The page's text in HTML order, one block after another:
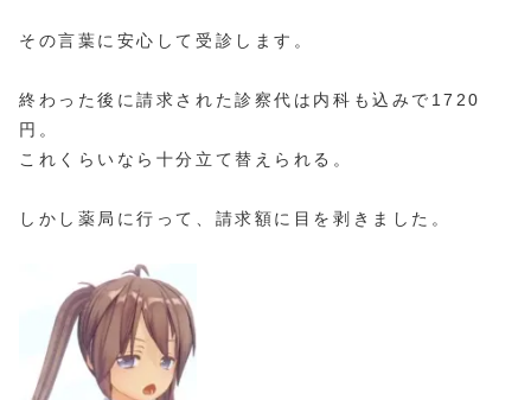
その言葉に安心して受診します。
終わった後に請求された診察代は内科も込みで1720
円。
これくらいなら十分立て替えられる。
しかし薬局に行って、請求額に目を剥きました。